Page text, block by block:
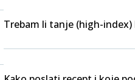
Trebam li tanje (high-index)